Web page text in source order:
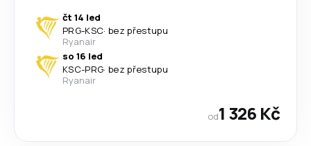
čt 14 led
PRG-KSC· bez přestupu
Ryanair
so 16 led
KSC-PRG· bez přestupu
Ryanair
od1 326 Kč